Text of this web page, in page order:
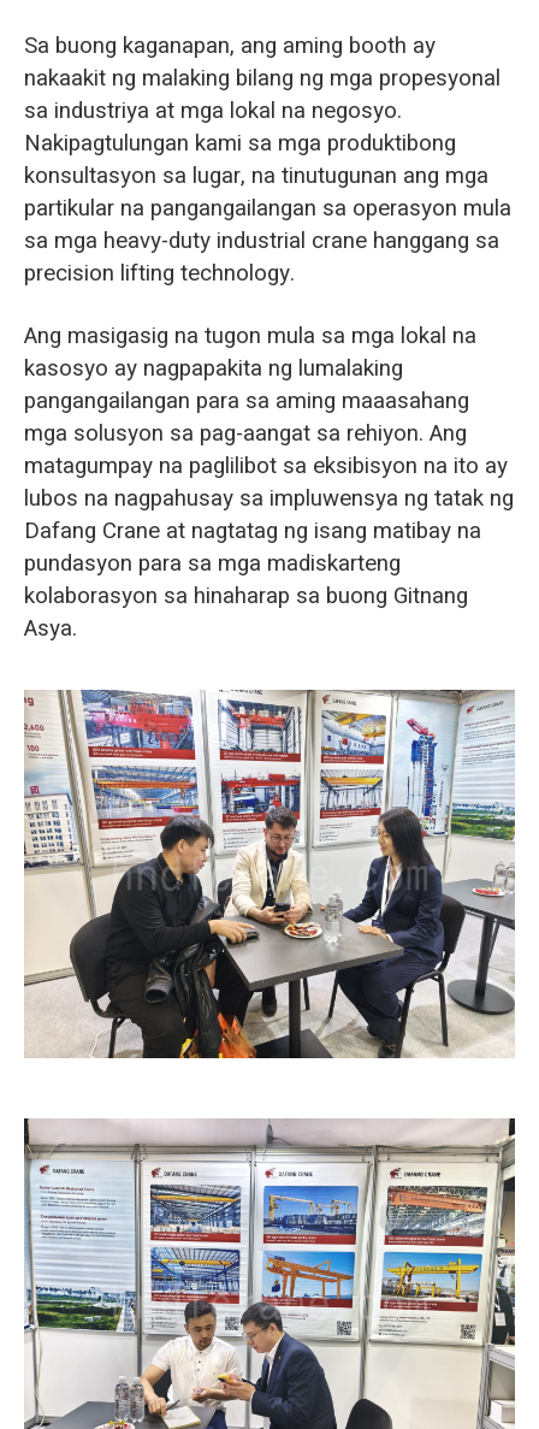
Sa buong kaganapan, ang aming booth ay
nakaakit ng malaking bilang ng mga propesyonal
sa industriya at mga lokal na negosyo.
Nakipagtulungan kami sa mga produktibong
konsultasyon sa lugar, na tinutugunan ang mga
partikular na pangangailangan sa operasyon mula
sa mga heavy-duty industrial crane hanggang sa
precision lifting technology.
Ang masigasig na tugon mula sa mga lokal na
kasosyo ay nagpapakita ng lumalaking
pangangailangan para sa aming maaasahang
mga solusyon sa pag-aangat sa rehiyon. Ang
matagumpay na paglilibot sa eksibisyon na ito ay
lubos na nagpahusay sa impluwensya ng tatak ng
Dafang Crane at nagtatag ng isang matibay na
pundasyon para sa mga madiskarteng
kolaborasyon sa hinaharap sa buong Gitnang
Asya.